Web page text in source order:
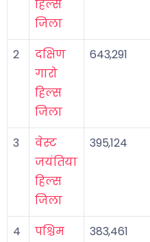
हिल्स
जिला
2
दक्षिण
गारो
हिल्स
जिला
643,291
3
वेस्ट
जयंतिया
हिल्स
जिला
395,124
4
पश्चिम
383,461